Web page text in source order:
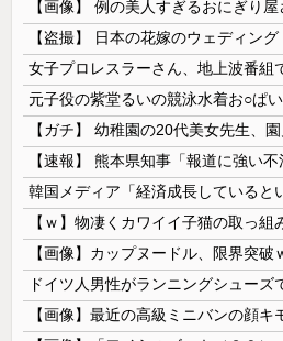
元子役の紫堂るいの競泳水着お○ぱ
【ｗ】物凄くカワイイ子猫の取っ組
【画像】カップヌードル、限界突破
【画像】最近の高級ミニバンの顔キ